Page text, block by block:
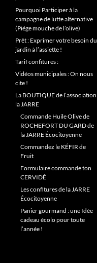
Pourquoi Participer à la
campagne de lutte alternative
(Piége mouche de l’olive)
Prêt : Exprimer votre besoin du
jardin à l’assiette !
Tarif confitures :
Vidéos municipales : On nous
cite !
La BOUTIQUE de l’association
la JARRE
Commande Huile Olive de
ROCHEFORT DU GARD de
la JARRE Écocitoyenne
Commandez le KÉFIR de
Fruit
Formulaire commande ton
CERVIDÉ
Les confitures de la JARRE
Écocitoyenne
Panier gourmand : une Idée
cadeau écolo pour toute
l’année !